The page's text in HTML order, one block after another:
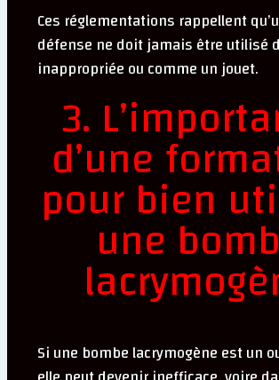
Ces réglementations rappellent
défense ne doit jamais être utilisé
inappropriée ou comme un jouet.
3.
d’une
pour bien
une
Si une bombe lacrymogène est un